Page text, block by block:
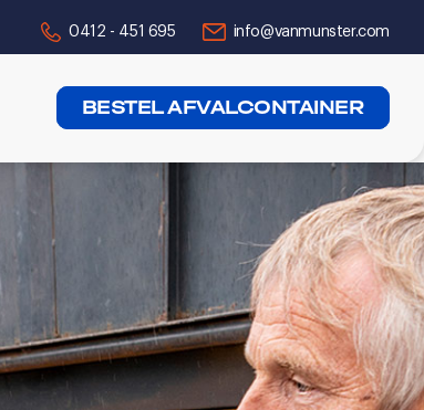
0412 - 451 695 info@vanmunster.com
BESTEL AFVALCONTAINER